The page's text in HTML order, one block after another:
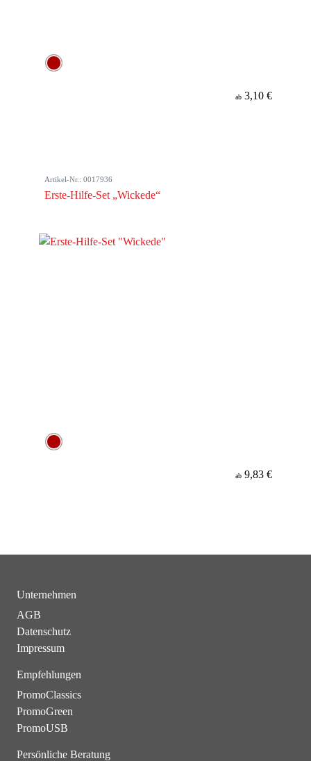
ab 3,10 €
Artikel-Nr.: 0017936
Erste-Hilfe-Set „Wickede“
ab 9,83 €
Unternehmen
AGB
Datenschutz
Impressum
Empfehlungen
PromoClassics
PromoGreen
PromoUSB
Persönliche Beratung